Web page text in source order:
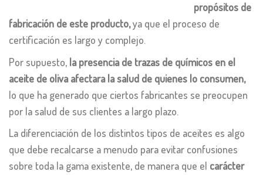
propósitos de
fabricación de este producto,ya que el proceso de
certificación es largo y complejo.
Por supuesto, la presencia de trazas de químicos en el
aceite de oliva afectara la salud de quienes lo consumen,
lo que ha generado que ciertos fabricantes se preocupen
por la salud de sus clientes a largo plazo.
La diferenciación de los distintos tipos de aceites es algo
que debe recalcarse a menudo para evitar confusiones
sobre toda la gama existente, de manera que el carácter